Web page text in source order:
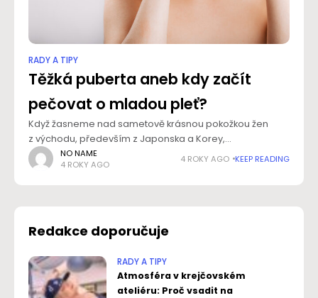
RADY A TIPY
Těžká puberta aneb kdy začít
pečovat o mladou pleť?
Když žasneme nad sametově krásnou pokožkou žen
z východu, především z Japonska a Korey,
zapomínáme většinou na to, že za jejich krásu nemohou
jen zázračné složky v kosmetice. Základní roli hraje
NO NAME
4 ROKY AGO
4 ROKY AGO KEEP READING
Redakce doporučuje
RADY A TIPY
Atmosféra v krejčovském
ateliéru: Proč vsadit na